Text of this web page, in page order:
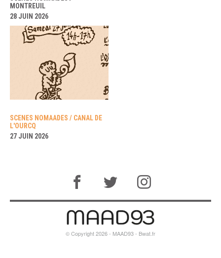
MONTREUIL
28 JUIN 2026
SCENES NOMAADES / CANAL DE
L'OURCQ
27 JUIN 2026
© Copyright 2026 - MAAD93 - Bwat.fr